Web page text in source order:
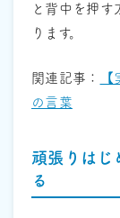
と背中を押す
ります。
関連記事：
の言葉
頑張りはじ
る